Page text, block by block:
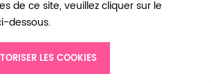
de ce site, veuillez cliquer sur le
dessous.
LES COOKIES
client